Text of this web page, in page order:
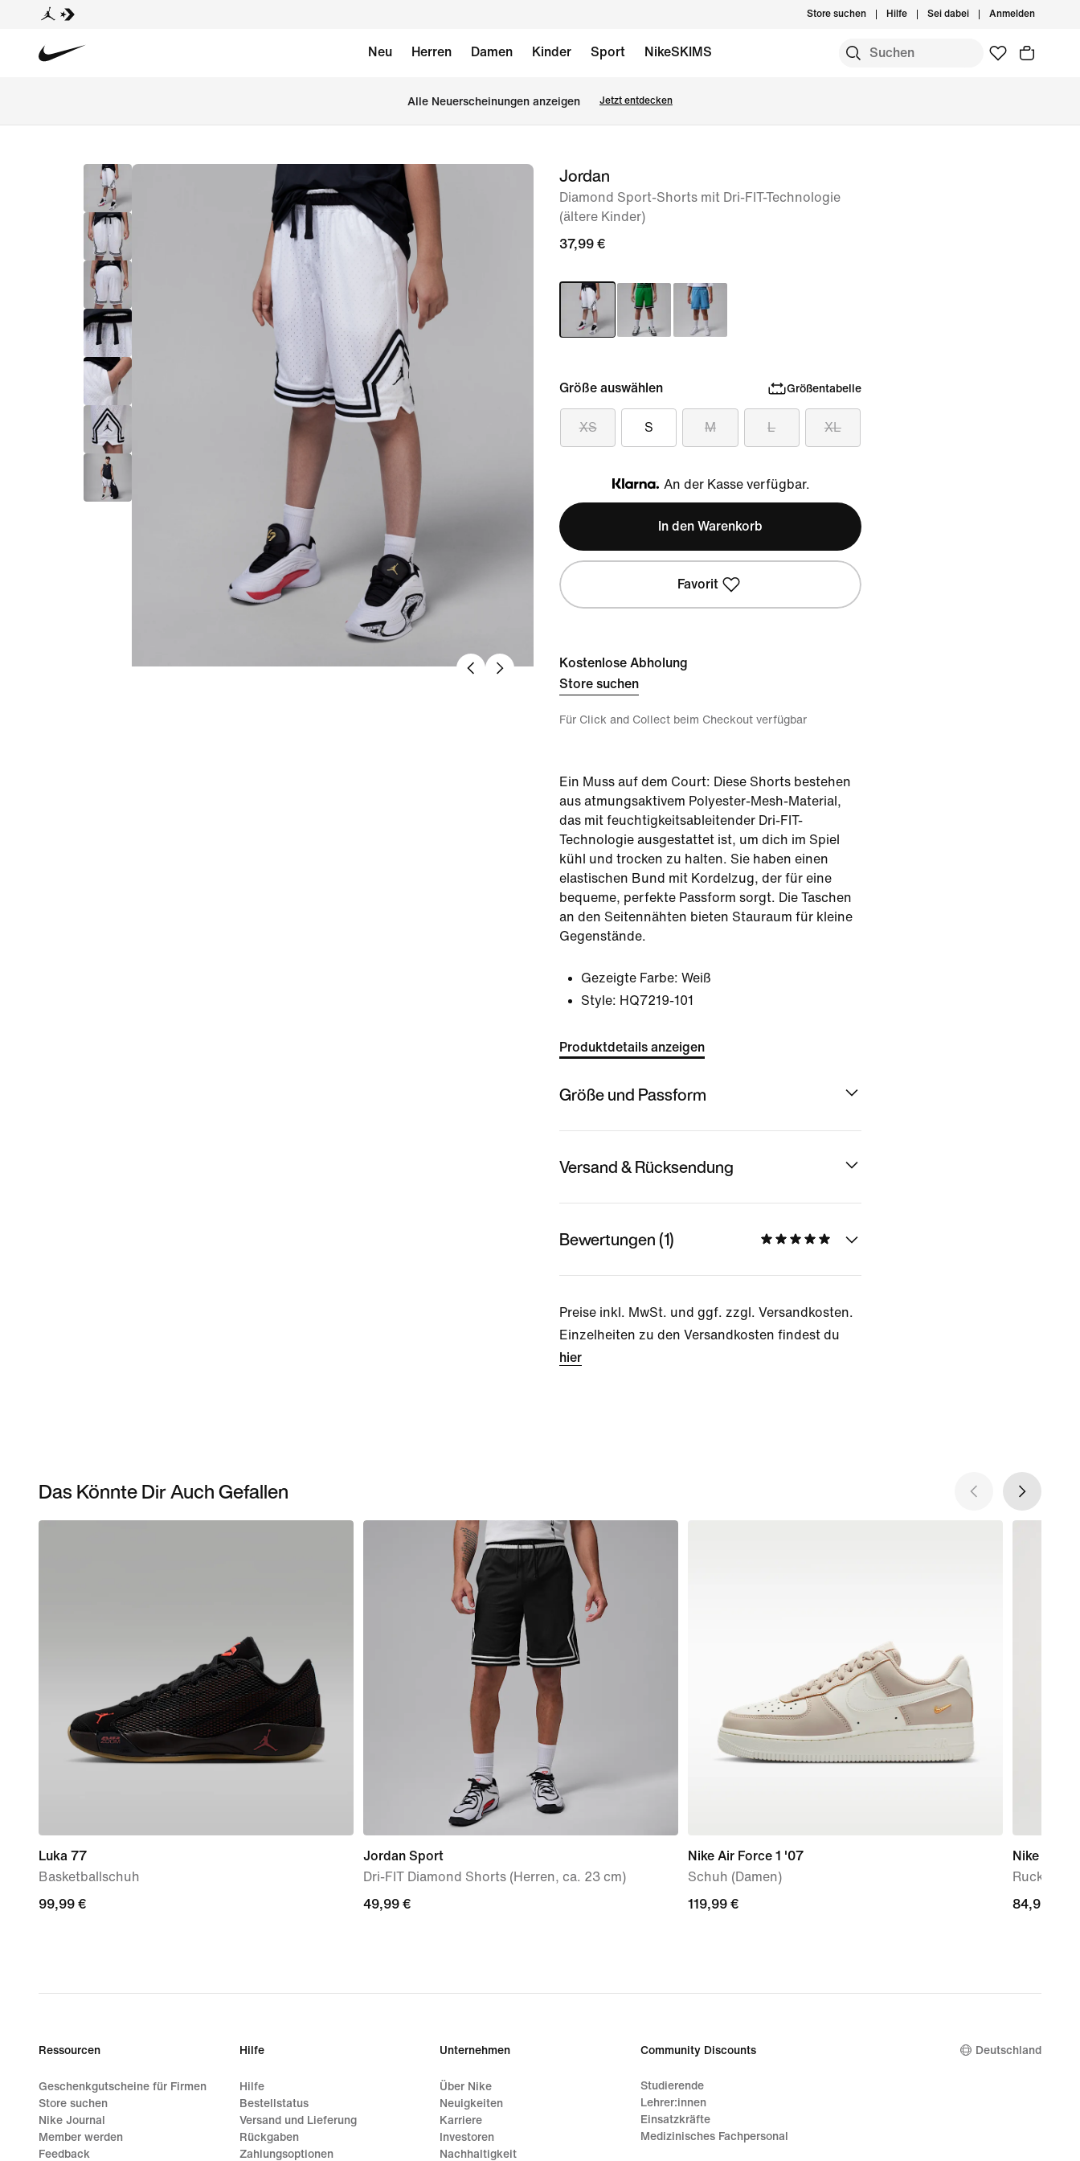
Store suchen Hilfe Sei dabei Anmelden
Neu Herren Damen Kinder Sport NikeSKIMS
Alle Neuerscheinungen anzeigen Jetzt entdecken
Bild 1Jordan
Diamond Sport-Shorts mit Dri-FIT-Technologie
(ältere Kinder)
37,99 €
Größe auswählen Größentabelle
XS S M L XL
Klarna
An der Kasse verfügbar.
In den Warenkorb
Favorit
Kostenlose Abholung
Store suchen
Für Click and Collect beim Checkout verfügbar
Ein Muss auf dem Court: Diese Shorts bestehen
aus atmungsaktivem Polyester-Mesh-Material,
das mit feuchtigkeitsableitender Dri-FIT-
Technologie ausgestattet ist, um dich im Spiel
kühl und trocken zu halten. Sie haben einen
elastischen Bund mit Kordelzug, der für eine
bequeme, perfekte Passform sorgt. Die Taschen
an den Seitennähten bieten Stauraum für kleine
Gegenstände.
Gezeigte Farbe: Weiß
Style: HQ7219-101
Produktdetails anzeigen
Größe und Passform
Versand & Rücksendung
Bewertungen (1)
Preise inkl. MwSt. und ggf. zzgl. Versandkosten.
Einzelheiten zu den Versandkosten findest du
hier
Das Könnte Dir Auch Gefallen
Luka 77
Basketballschuh
99,99 €
99,99 €
Jordan Sport
Dri-FIT Diamond Shorts (Herren, ca. 23 cm)
49,99 €
49,99 €
Nike Air Force 1 '07
Schuh (Damen)
119,99 €
119,99 €
Nike
Rucksack
84,99 €
84,99 €
Ressourcen
Geschenkgutscheine für Firmen
Store suchen
Nike Journal
Member werden
Feedback
Hilfe
Hilfe
Bestellstatus
Versand und Lieferung
Rückgaben
Zahlungsoptionen
Unternehmen
Über Nike
Neuigkeiten
Karriere
Investoren
Nachhaltigkeit
Community Discounts
Studierende
Lehrer:innen
Einsatzkräfte
Medizinisches Fachpersonal
Deutschland